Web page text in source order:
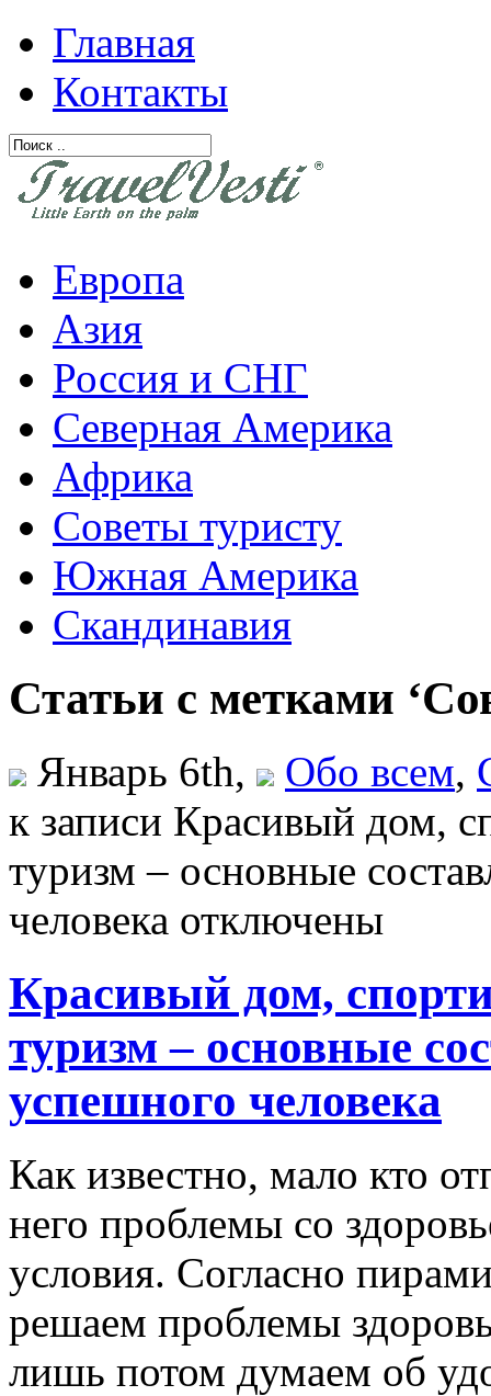
Главная
Контакты
Европа
Азия
Россия и СНГ
Северная Америка
Африка
Советы туристу
Южная Америка
Скандинавия
Статьи с метками
Январь 6th, Обо всем,
к записи Красивый дом,
туризм – основные
человека отключены
Красивый дом,
туризм – основные
успешного человека
Как известно, мало кто
него проблемы со
условия. Согласно
решаем проблемы
лишь потом думаем об